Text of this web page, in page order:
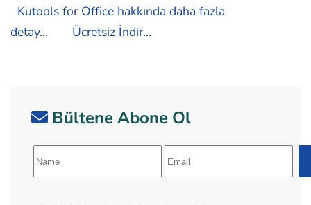
Kutools for Office hakkında daha fazla
detay...
Ücretsiz İndir...
Bültene Abone Ol